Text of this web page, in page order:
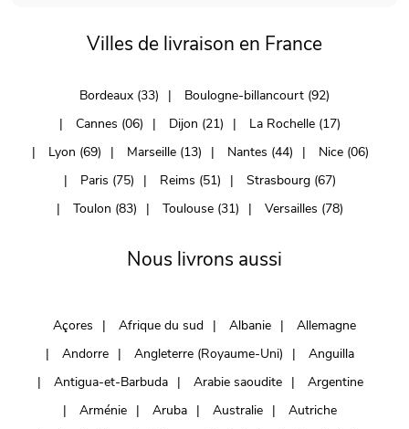
Villes de livraison en France
Bordeaux (33)
Boulogne-billancourt (92)
Cannes (06)
Dijon (21)
La Rochelle (17)
Lyon (69)
Marseille (13) Nantes (44)
Nice (06)
Paris (75)
Reims (51)
Strasbourg (67)
Toulon (83)
Toulouse (31) Versailles (78)
Nous livrons aussi
Açores Afrique du sud Albanie
Allemagne
Andorre
Angleterre (Royaume-Uni)
Anguilla
Antigua-et-Barbuda
Arabie saoudite
Argentine
Arménie
Aruba Australie
Autriche